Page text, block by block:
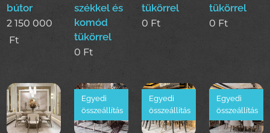
bútor
2 150 000
Ft
székkel és
komód
tükörrel
0 Ft
tükörrel
0 Ft
tükörrel
0 Ft
Egyedi
összeállítás
Egyedi
összeállítás
Egyedi
összeállítás